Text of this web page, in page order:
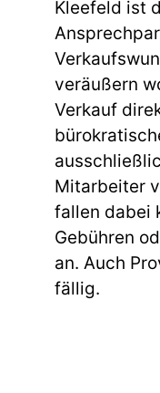
Kleefeld ist
veräußern
Verkauf
Mitarbeiter
fallen dabei
Gebühren
an. Auch
fällig.